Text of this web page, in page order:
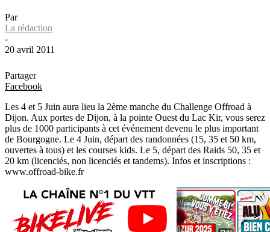
Par
La rédaction
-
20 avril 2011
Partager
Facebook
Les 4 et 5 Juin aura lieu la 2ème manche du Challenge Offroad à
Dijon. Aux portes de Dijon, à la pointe Ouest du Lac Kir, vous serez
plus de 1000 participants à cet événement devenu le plus important
de Bourgogne. Le 4 Juin, départ des randonnées (15, 35 et 50 km,
ouvertes à tous) et les courses kids. Le 5, départ des Raids 50, 35 et
20 km (licenciés, non licenciés et tandems). Infos et inscriptions :
www.offroad-bike.fr